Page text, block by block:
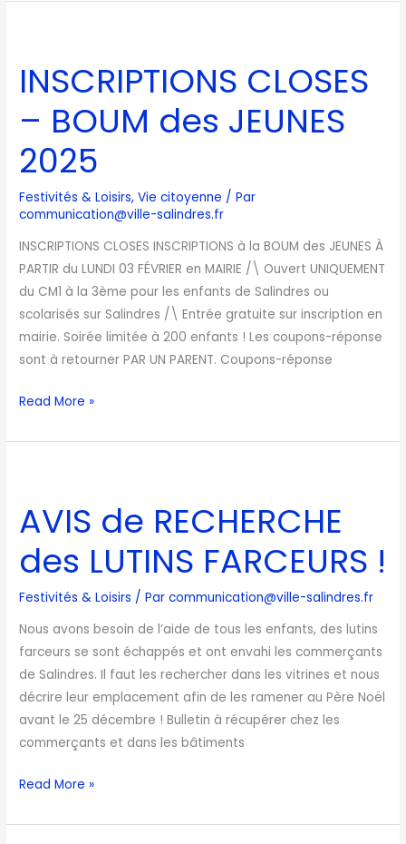
INSCRIPTIONS CLOSES
– BOUM des JEUNES
2025
Festivités & Loisirs,Vie citoyenne / Par
communication@ville-salindres.fr
INSCRIPTIONS CLOSES INSCRIPTIONS à la BOUM des JEUNES À
PARTIR du LUNDI 03 FÉVRIER en MAIRIE /\ Ouvert UNIQUEMENT
du CM1 à la 3ème pour les enfants de Salindres ou
scolarisés sur Salindres /\ Entrée gratuite sur inscription en
mairie. Soirée limitée à 200 enfants ! Les coupons-réponse
sont à retourner PAR UN PARENT. Coupons-réponse
des
JEUNES
2025
Read More »
AVIS de RECHERCHE
des LUTINS FARCEURS !
Festivités & Loisirs / Parcommunication@ville-salindres.fr
Nous avons besoin de l’aide de tous les enfants, des lutins
farceurs se sont échappés et ont envahi les commerçants
de Salindres. Il faut les rechercher dans les vitrines et nous
décrire leur emplacement afin de les ramener au Père Noël
avant le 25 décembre ! Bulletin à récupérer chez les
commerçants et dans les bâtiments
RECHERCHE
LUTINS
!
Read More »